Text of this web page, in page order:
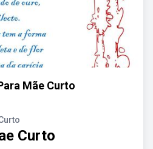
Mãe Curto
Curto